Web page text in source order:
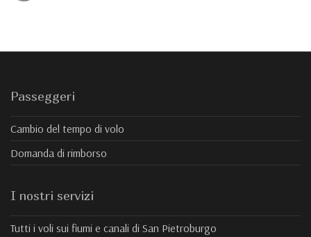
Passeggeri
Cambio del tempo di volo
Domanda di rimborso
I nostri servizi
Tutti i voli sui fiumi e canali di San Pietroburgo